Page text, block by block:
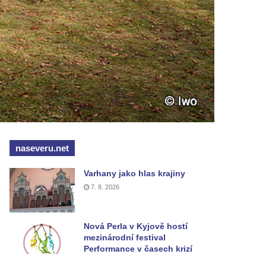
naseveru.net
Varhany jako hlas krajiny
7. 8. 2026
Nová Perla v Kyjově hostí
mezinárodní festival
Performance v časech krizí